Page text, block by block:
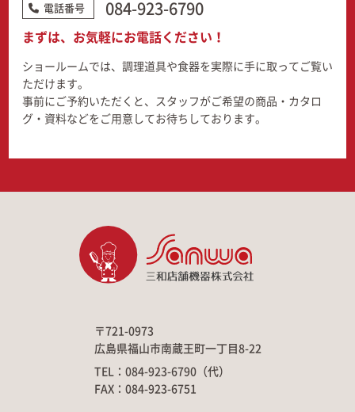
電話番号 084-923-6790
まずは、お気軽にお電話ください！
ショールームでは、調理道具や食器を実際に手に取ってご覧い
ただけます。
事前にご予約いただくと、スタッフがご希望の商品・カタロ
グ・資料などをご用意してお待ちしております。
〒721-0973
広島県福山市南蔵王町一丁目8-22
TEL：084-923-6790（代）
FAX：084-923-6751